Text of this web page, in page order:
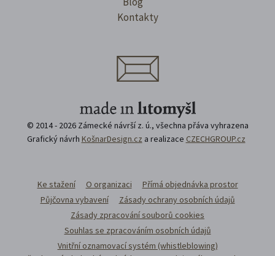
Kontakty
© 2014 - 2026 Zámecké návrší z. ú., všechna přáva vyhrazena
Grafický návrh KošnarDesign.cz a realizace CZECHGROUP.cz
Ke stažení O organizaci
Přímá objednávka prostor
Půjčovna vybavení
Zásady ochrany osobních údajů
Zásady zpracování souborů cookies
Souhlas se zpracováním osobních údajů
Vnitřní oznamovací systém (whistleblowing)